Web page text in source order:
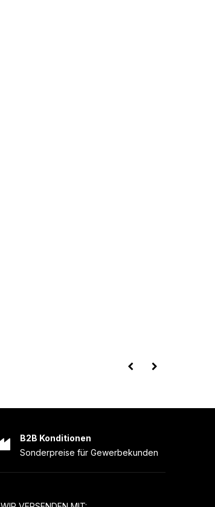
B2B Konditionen
Sonderpreise für Gewerbekunden